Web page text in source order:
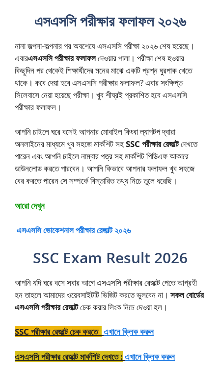
এসএসসি পরীক্ষার ফলাফল ২০২৬
নানা জল্পনা-কল্পনার পর অবশেষে এসএসসি পরীক্ষা ২০২৬ শেষ হয়েছে।
এবারএসএসসি পরীক্ষার ফলাফলদেওয়ার পালা। পরীক্ষা শেষ হওয়ার
কিছুদিন পর থেকেই শিক্ষার্থীদের মনের মাঝে একটি প্রশ্ন ঘুরপাক খেতে
থাকে। কবে দেয়া হবে এসএসসি পরীক্ষার ফলাফল? এবার সংক্ষিপ্ত
সিলেবাসে নেয়া হয়েছে পরীক্ষা। খুব শীঘ্রই প্রকাশিত হবে এসএসসি
পরীক্ষার ফলাফল।
আপনি চাইলে ঘরে বসেই আপনার মোবাইল কিংবা ল্যাপটপ দ্বারা
অনলাইনের মাধ্যমে খুব সহজে মার্কশিট সহSSC পরীক্ষার রেজাল্টদেখতে
পারেন এবং আপনি চাইলে নাম্বার পত্র সহ মার্কশিট পিডিএফ আকারে
ডাউনলোড করতে পারবেন। আপনি কিভাবে আপনার ফলাফল খুব সহজে
বের করতে পারেন সে সম্পর্কে বিস্তারিত তথ্য নিচে তুলে ধরেছি।
আরো দেখুন
এসএসসি ভোকেশনাল পরীক্ষার রেজাল্ট ২০২৬
SSC Exam Result 2026
আপনি যদি ঘরে বসে সবার আগে এসএসসি পরীক্ষার রেজাল্ট পেতে আগ্রহী
হন তাহলে আমাদের ওয়েবসাইটটি ভিজিট করতে ভুলবেন না। সকল বোর্ডের
এসএসসি পরীক্ষার রেজাল্টচেক করার লিংক নিচে দেওয়া হল।
SSC পরীক্ষার রেজাল্ট চেক করতে এখানে ক্লিক করুন
এসএসসি পরীক্ষার রেজাল্ট মার্কশিট দেখতে : এখানে ক্লিক করুন